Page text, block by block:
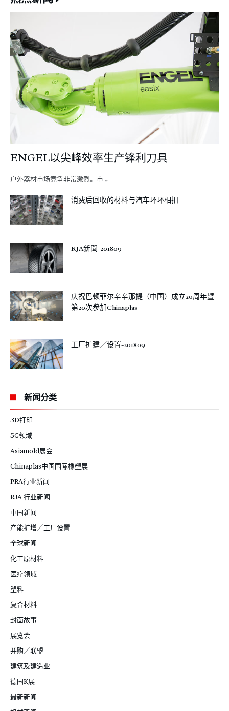
ENGEL以尖峰效率生产锋利刀具
户外器材市场竞争非常激烈。市 …
消费后回收的材料与汽车环环相扣
RJA新聞-201809
庆祝巴顿菲尔辛辛那提（中国）成立20周年暨
第20次参加Chinaplas
工厂扩建／设置-201809
新闻分类
3D打印
5G领域
Asiamold展会
Chinaplas中国国际橡塑展
PRA行业新闻
RJA 行业新闻
中国新闻
产能扩增／工厂设置
全球新闻
化工原材料
医疗领域
塑料
复合材料
封面故事
展览会
并购／联盟
建筑及建造业
德国K展
最新新闻